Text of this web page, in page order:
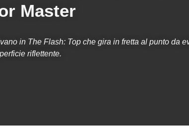
Master
in The Flash: Top che gira in fretta al punto da
riflettente.